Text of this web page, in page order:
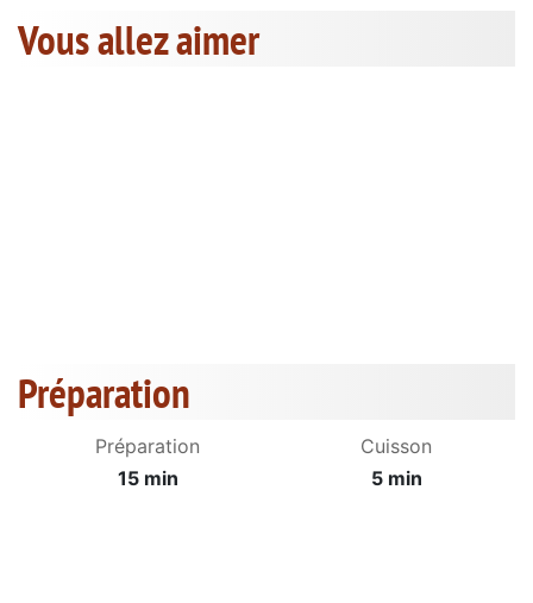
Vous allez aimer
Préparation
Préparation
15 min
Cuisson
5 min